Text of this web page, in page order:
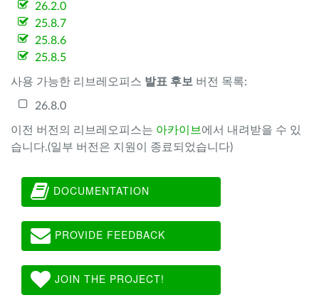
26.2.0
25.8.7
25.8.6
25.8.5
사용 가능한 리브레오피스 발표 후보 버전 목록:
26.8.0
이전 버전의 리브레오피스는 아카이브 에서 내려받을 수 있
습니다.(일부 버전은 지원이 종료되었습니다)
DOCUMENTATION
PROVIDE FEEDBACK
JOIN THE PROJECT!